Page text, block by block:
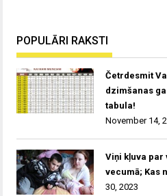
POPULĀRI RAKSTI
Četrdesmit
dzimšanas
tabula!
November 14,
Viņi kļuva par
vecumā; Kas
30, 2023